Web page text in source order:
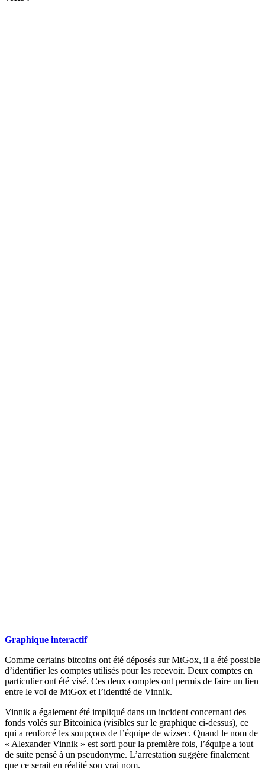
Graphique interactif
Comme certains bitcoins ont été déposés sur MtGox, il a été possible
d’identifier les comptes utilisés pour les recevoir. Deux comptes en
particulier ont été visé. Ces deux comptes ont permis de faire un lien
entre le vol de MtGox et l’identité de Vinnik.
Vinnik a également été impliqué dans un incident concernant des
fonds volés sur Bitcoinica (visibles sur le graphique ci-dessus), ce
qui a renforcé les soupçons de l’équipe de wizsec. Quand le nom de
« Alexander Vinnik » est sorti pour la première fois, l’équipe a tout
de suite pensé à un pseudonyme. L’arrestation suggère finalement
que ce serait en réalité son vrai nom.